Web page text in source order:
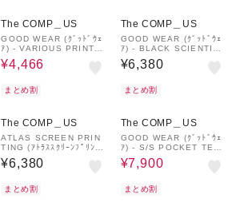
The COMP＿US
GOOD WEAR (ｸﾞｯﾄﾞｳｪ
ｱ) - VARIOUS PRINTS
PIZZA AFFAIR TEE
(ｳﾞｪｱﾘﾝｽﾌﾟﾘﾝﾂﾋﾟｯﾂｧｱﾌｪ
¥4,466
まとめ割
The COMP＿US
GOOD WEAR (ｸﾞｯﾄﾞｳｪ
ｱ) - BLACK SCIENTIS
T TEE (ﾌﾞﾗｯｸｻｲｴﾝﾃｨｽﾄ
ﾃｨｰ)
¥6,380
まとめ割
The COMP＿US
ATLAS SCREEN PRIN
TING (ｱﾄﾗｽｽｸﾘｰﾝﾌﾟﾘﾝﾃ
ｨﾝｸﾞ) - ULTIMATE MIN
ERAL GUIDE TEE (ｱﾙﾃ
¥6,380
まとめ割
The COMP＿US
GOOD WEAR (ｸﾞｯﾄﾞｳｪ
ｱ) - S/S POCKET TEE
(ｼｮｰﾄｽﾘｰﾌﾞﾎﾟｹｯﾄﾃｨｰｼｬ
ﾂ)
¥7,900
まとめ割